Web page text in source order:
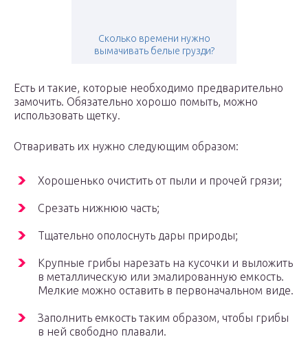
Сколько времени нужно
вымачивать белые грузди?
Есть и такие, которые необходимо предварительно
замочить. Обязательно хорошо помыть, можно
использовать щетку.
Отваривать их нужно следующим образом:
Хорошенько очистить от пыли и прочей грязи;
Срезать нижнюю часть;
Тщательно ополоснуть дары природы;
Крупные грибы нарезать на кусочки и выложить
в металлическую или эмалированную емкость.
Мелкие можно оставить в первоначальном виде.
Заполнить емкость таким образом, чтобы грибы
в ней свободно плавали.